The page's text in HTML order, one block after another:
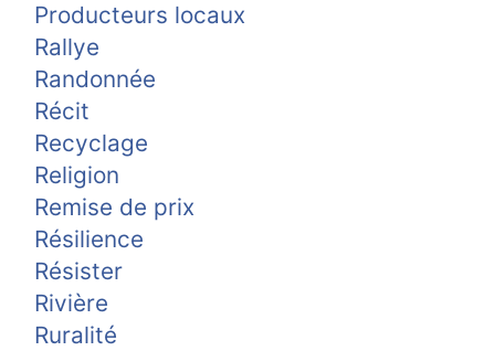
Producteurs locaux
Rallye
Randonnée
Récit
Recyclage
Religion
Remise de prix
Résilience
Résister
Rivière
Ruralité